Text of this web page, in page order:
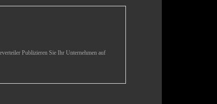
Publizieren Sie Ihr Unternehmen auf